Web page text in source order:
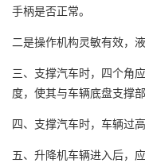
手柄是否正常。
二是操作机构灵敏有效，
三、支撑汽车时，四个角
度，使其与车辆底盘支撑部
四、支撑汽车时，车辆过
五、升降机车辆进入后，